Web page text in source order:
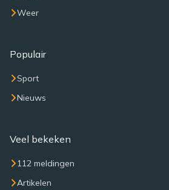
Weer
Populair
Sport
Nieuws
Veel bekeken
112 meldingen
Artikelen